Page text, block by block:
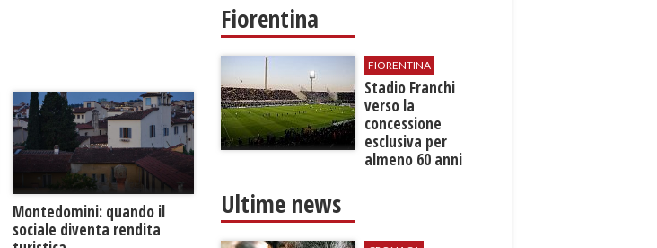
Montedomini: quando il
sociale diventa rendita
Fiorentina
FIORENTINA
Stadio Franchi
verso la
concessione
esclusiva per
almeno 60 anni
Ultime news